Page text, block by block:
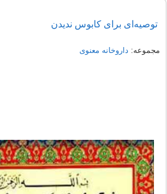
توصیه‌ای برای كابوس ‌ندیدن
مجموعه: داروخانه معنوی